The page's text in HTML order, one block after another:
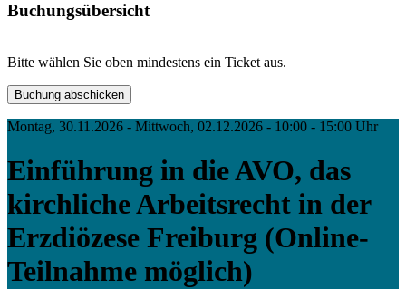
Buchungsübersicht
Bitte wählen Sie oben mindestens ein Ticket aus.
Montag, 30.11.2026 - Mittwoch, 02.12.2026 - 10:00 - 15:00 Uhr
Einführung in die AVO, das
kirchliche Arbeitsrecht in der
Erzdiözese Freiburg (Online-
Teilnahme möglich)